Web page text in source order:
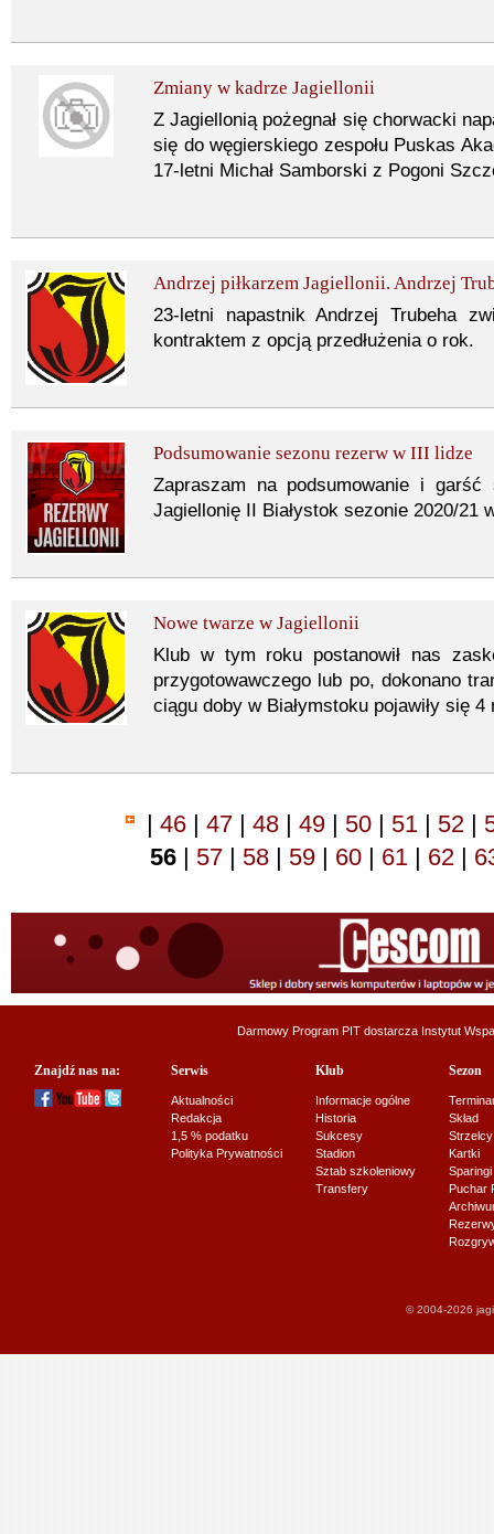
Zmiany w kadrze Jagiellonii
Z Jagiellonią pożegnał się chorwacki
się do węgierskiego zespołu Puskas
17-letni Michał Samborski z Pogoni
Andrzej piłkarzem Jagiellonii. Andrzej
23-letni napastnik Andrzej Trubeha
kontraktem z opcją przedłużenia o rok.
Podsumowanie sezonu rezerw w III lidze
Zapraszam na podsumowanie i
Jagiellonię II Białystok sezonie 2020/21
Nowe twarze w Jagiellonii
Klub w tym roku postanowił nas
przygotowawczego lub po, dokonano
ciągu doby w Białymstoku pojawiły się 4
| 46 | 47 | 48 | 49 | 50 | 51 | 52 |
56 | 57 | 58 | 59 | 60 | 61 | 62 |
Darmowy Program PIT dostarcza Instytut
Znajdź nas na: Serwis
Aktualności
Redakcja
1,5 % podatku
Polityka Prywatności
Klub
Informacje ogólne
Historia
Sukcesy
Stadion
Sztab szkoleniowy
Transfery
Sezon
Skład
Strzelcy
Kartki
Sparingi
Puchar
© 2004-2026